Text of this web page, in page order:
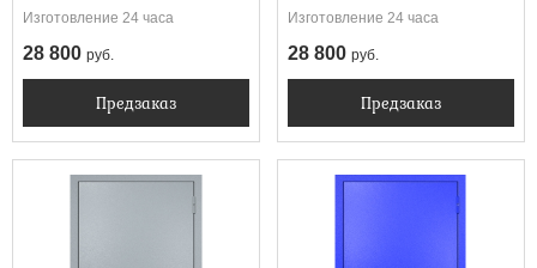
вентиляция)
Изготовление 24 часа
28 800 руб.
Предзаказ
жалюзийной решеткой
Изготовление 24 часа
28 800 руб.
Предзаказ